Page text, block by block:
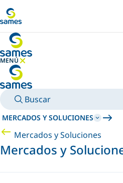
MENÚ
OCULTAR MENÚ
Buscar
MERCADOS Y SOLUCIONES
Mercados y Soluciones
Mercados y